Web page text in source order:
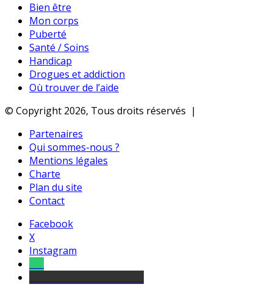
Bien être
Mon corps
Puberté
Santé / Soins
Handicap
Drogues et addiction
Où trouver de l’aide
© Copyright 2026, Tous droits réservés |
Partenaires
Qui sommes-nous ?
Mentions légales
Charte
Plan du site
Contact
Facebook
X
Instagram